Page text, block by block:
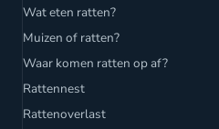
Wat eten ratten?
Muizen of ratten?
Waar komen ratten op af?
Rattennest
Rattenoverlast